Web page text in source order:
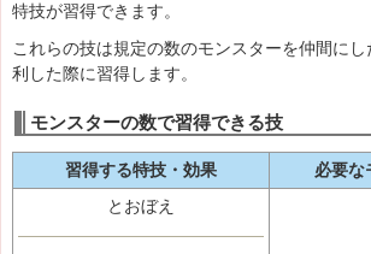
特技が習得できます。
これらの技は規定の数のモンスターを仲間に
利した際に習得します。
モンスターの数で習得できる技
習得する特技・効果
必要な
とおぼえ